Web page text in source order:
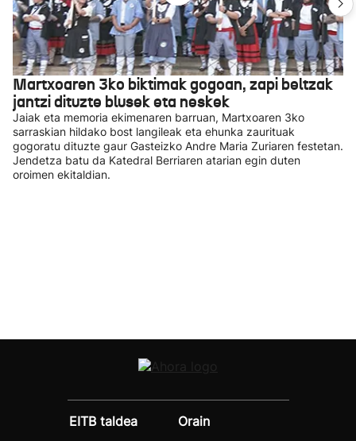
Martxoaren 3ko biktimak gogoan, zapi beltzak
jantzi dituzte blusek eta neskek
Jaiak eta memoria ekimenaren barruan, Martxoaren 3ko
sarraskian hildako bost langileak eta ehunka zaurituak
gogoratu dituzte gaur Gasteizko Andre Maria Zuriaren festetan.
Jendetza batu da Katedral Berriaren atarian egin duten
oroimen ekitaldian.
EITB taldea
Orain